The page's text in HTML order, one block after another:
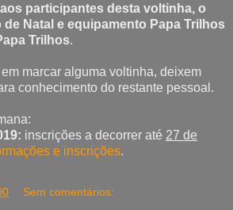
participantes desta voltinha, o
Natal e equipamento Papa Trilhos
Trilhos.
marcar alguma voltinha, deixem
conhecimento do restante pessoal.
inscrições a decorrer até 27 de
e inscrições.
Sem comentários: